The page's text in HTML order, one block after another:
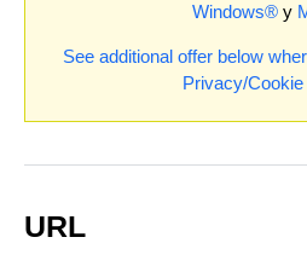
Windows®y
See additional offer below
Privacy/Cookie
URL